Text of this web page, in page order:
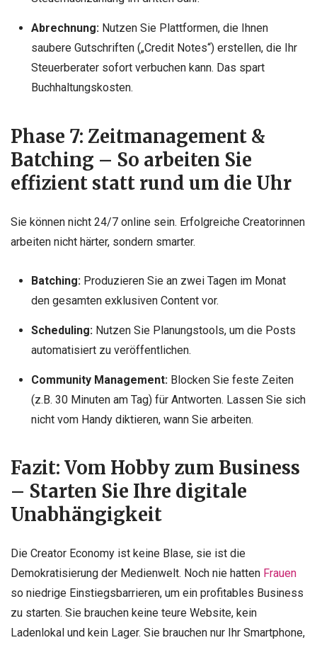
Abrechnung:Nutzen Sie Plattformen, die Ihnen
saubere Gutschriften („Credit Notes“) erstellen, die Ihr
Steuerberater sofort verbuchen kann. Das spart
Buchhaltungskosten.
Phase 7: Zeitmanagement &
Batching – So arbeiten Sie
effizient statt rund um die Uhr
Sie können nicht 24/7 online sein. Erfolgreiche Creatorinnen
arbeiten nicht härter, sondern smarter.
Batching:Produzieren Sie an zwei Tagen im Monat
den gesamten exklusiven Content vor.
Scheduling:Nutzen Sie Planungstools, um die Posts
automatisiert zu veröffentlichen.
Community Management:Blocken Sie feste Zeiten
(z.B. 30 Minuten am Tag) für Antworten. Lassen Sie sich
nicht vom Handy diktieren, wann Sie arbeiten.
Fazit: Vom Hobby zum Business
– Starten Sie Ihre digitale
Unabhängigkeit
Die Creator Economy ist keine Blase, sie ist die
Demokratisierung der Medienwelt. Noch nie hatten Frauen
so niedrige Einstiegsbarrieren, um ein profitables Business
zu starten. Sie brauchen keine teure Website, kein
Ladenlokal und kein Lager. Sie brauchen nur Ihr Smartphone,